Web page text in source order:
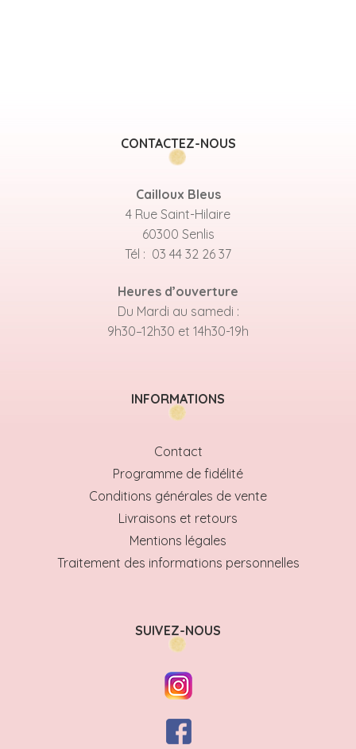
CONTACTEZ-NOUS
Cailloux Bleus
4 Rue Saint-Hilaire
60300 Senlis
Tél : 03 44 32 26 37
Heures d’ouverture
Du Mardi au samedi :
9h30–12h30 et 14h30-19h
INFORMATIONS
Contact
Programme de fidélité
Conditions générales de vente
Livraisons et retours
Mentions légales
Traitement des informations personnelles
SUIVEZ-NOUS